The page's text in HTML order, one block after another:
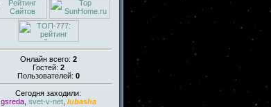
Онлайн всего: 2
Гостей: 2
Пользователей: 0
Сегодня заходили:
gsreda, svet-v-net, lubasha